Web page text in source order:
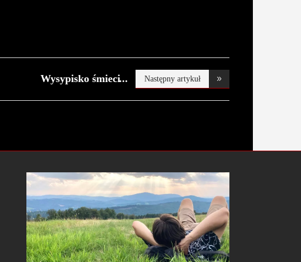
Wysypisko śmieci
Następny artykuł